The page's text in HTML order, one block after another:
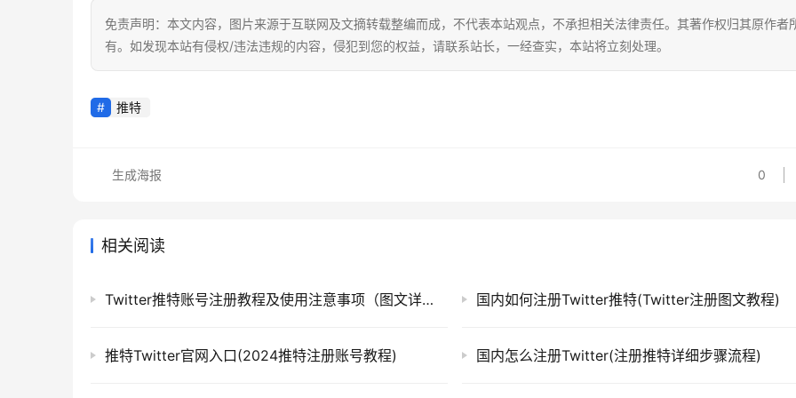
免责声明：本文内容，图片来源于互联网及文摘转载整编而成，不代表本站观点，不承担相关法律责任。其著作权归其原作者
有。如发现本站有侵权/违法违规的内容，侵犯到您的权益，请联系站长，一经查实，本站将立刻处理。
推特
0
生成海报
相关阅读
Twitter推特账号注册教程及使用注意事项（图文详解） 国内如何注册Twitter推特(Twitter注册图文教程)
推特Twitter官网入口(2024推特注册账号教程) 国内怎么注册Twitter(注册推特详细步骤流程)